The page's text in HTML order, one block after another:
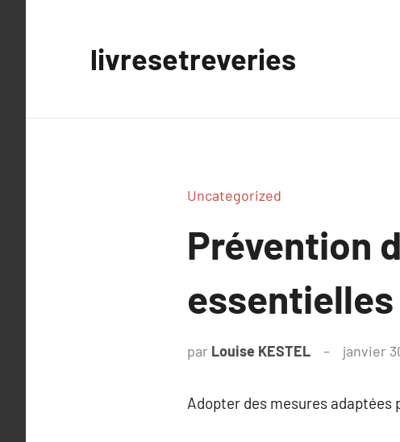
livresetreveries
Uncategorized
Prévention
par Louise KESTEL janvier
Adopter des mesures